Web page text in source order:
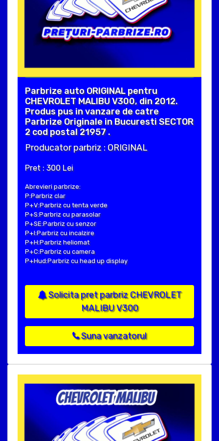
Parbrize auto ORIGINAL pentru
CHEVROLET MALIBU V300, din 2012.
Produs pus in vanzare de catre
Parbrize Originale in Bucuresti SECTOR
2 cod postal 21957 .
Producator parbriz : ORIGINAL
Pret : 300 Lei
Abrevieri parbrize:
P:Parbriz clar
P+V:Parbriz cu tenta verde
P+S:Parbriz cu parasolar
P+SE:Parbriz cu senzor
P+I:Parbriz cu incalzire
P+H:Parbriz heliomat
P+C:Parbriz cu camera
P+Hud:Parbriz cu head up display
Solicita pret parbriz CHEVROLET
MALIBU V300
Suna vanzatorul